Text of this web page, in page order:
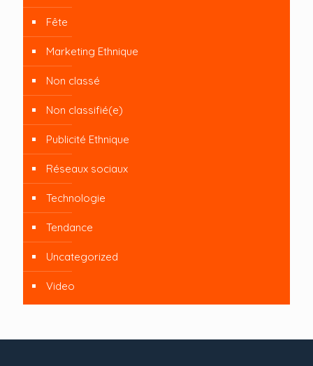
Fête
Marketing Ethnique
Non classé
Non classifié(e)
Publicité Ethnique
Réseaux sociaux
Technologie
Tendance
Uncategorized
Video